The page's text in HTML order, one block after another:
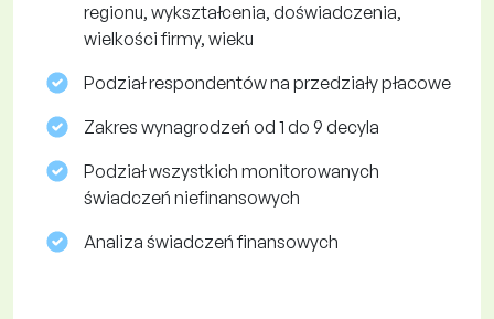
regionu, wykształcenia, doświadczenia,
wielkości firmy, wieku
Podział respondentów na przedziały płacowe
Zakres wynagrodzeń od 1 do 9 decyla
Podział wszystkich monitorowanych
świadczeń niefinansowych
Analiza świadczeń finansowych